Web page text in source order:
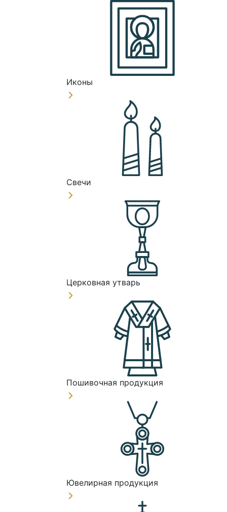
Иконы
Свечи
Церковная утварь
Пошивочная продукция
Ювелирная продукция